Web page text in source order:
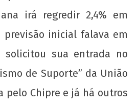
irá regredir 2,4% em
previsão inicial falava em
solicitou sua entrada no
de Suporte” da União
pelo Chipre e já há outros